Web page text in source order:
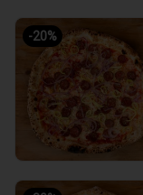
-20%